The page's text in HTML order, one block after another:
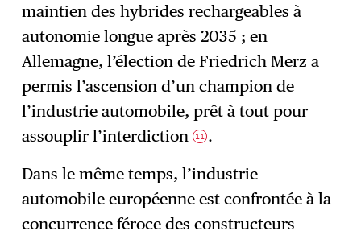
maintien des hybrides rechargeables à
autonomie longue après 2035 ; en
Allemagne, l’élection de Friedrich Merz a
permis l’ascension d’un champion de
l’industrie automobile, prêt à tout pour
assouplir l’interdiction11 .
Dans le même temps, l’industrie
automobile européenne est confrontée à la
concurrence féroce des constructeurs